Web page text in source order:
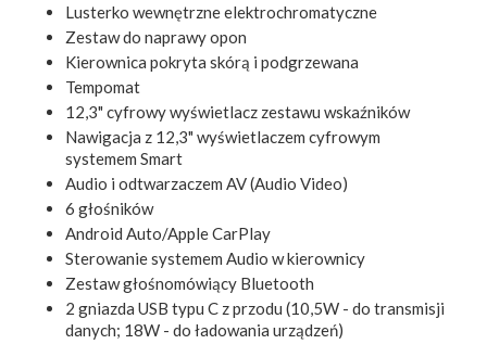
Lusterko wewnętrzne elektrochromatyczne
Zestaw do naprawy opon
Kierownica pokryta skórą i podgrzewana
Tempomat
12,3" cyfrowy wyświetlacz zestawu wskaźników
Nawigacja z 12,3" wyświetlaczem cyfrowym
systemem Smart
Audio i odtwarzaczem AV (Audio Video)
6 głośników
Android Auto/Apple CarPlay
Sterowanie systemem Audio w kierownicy
Zestaw głośnomówiący Bluetooth
2 gniazda USB typu C z przodu (10,5W - do transmisji
danych; 18W - do ładowania urządzeń)